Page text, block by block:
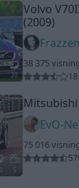
20
Volvo
(2009)
38 375
18
5
Mitsubishi
EvO-
75 016